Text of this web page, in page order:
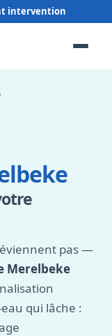
pas —
Merelbeke
qui lâche :